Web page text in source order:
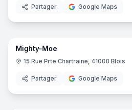
Partager Google Maps
Mighty-Moe
15 Rue Prte Chartraine, 41000 Blois
Partager Google Maps